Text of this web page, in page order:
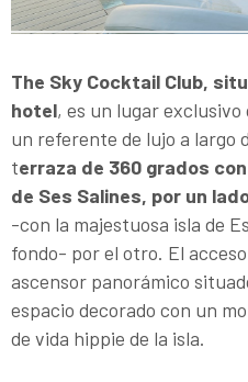
The Sky Cocktail Club,
hotel, es un lugar exclusivo
un referente de lujo a largo
terraza de 360 grados
de Ses Salines, por un
-con la majestuosa isla de
fondo- por el otro. El
ascensor panorámico
espacio decorado con un
de vida hippie de la isla.